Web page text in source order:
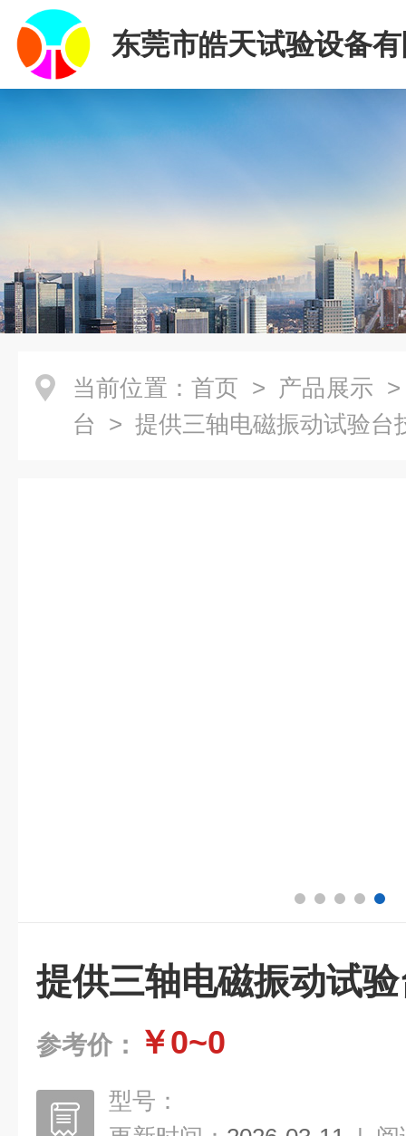
东莞市皓天试验设备
当前位置： 首页 > 产品展示
台 > 提供三轴电磁振动试验台
提供三轴电磁振动试
参考价： ￥0~0
型号：